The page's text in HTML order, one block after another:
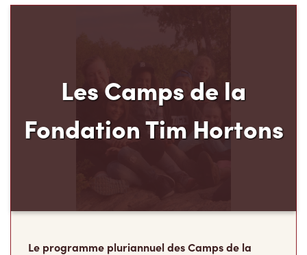
Les Camps de la
Fondation Tim Hortons
Le programme pluriannuel des Camps de la